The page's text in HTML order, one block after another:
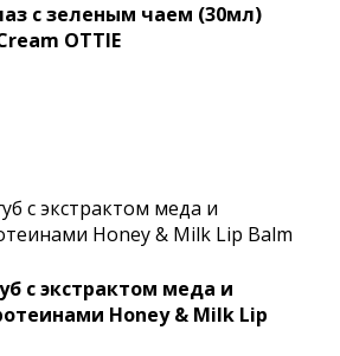
с зеленым чаем (30мл)
OTTIE
с экстрактом меда и
Honey & Milk Lip